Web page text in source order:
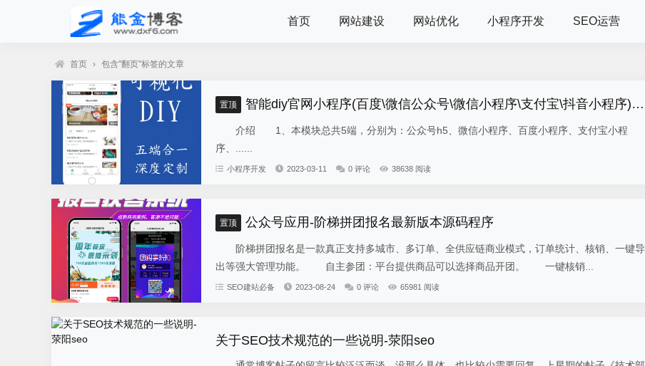
首页 网站建设 网站优化 小程序开发 SEO运营
首页 › 包含"翻页"标签的文章
置顶 智能diy官网小程序(百度\微信公众号\微信小程序\支付宝\抖音小程序)独立版
介绍 1、本模块总共5端，分别为：公众号h5、微信小程序、百度小程序、支付宝小程
序、......
小程序开发 2023-03-11 0 评论 38638 阅读
置顶 公众号应用-阶梯拼团报名最新版本源码程序
阶梯拼团报名是一款真正支持多城市、多订单、全供应链商业模式，订单统计、核销、一键导
出等强大管理功能。 自主参团：平台提供商品可以选择商品开团。 一键核销...
SEO建站必备 2023-08-24 0 评论 65981 阅读
关于SEO技术规范的一些说明-荥阳seo